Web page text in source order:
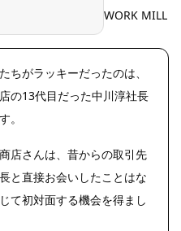
WORK MILL
ちがラッキーだったのは、
の13代目だった中川淳社長
。
店さんは、昔からの取引先
と直接お会いしたことはな
て初対面する機会を得まし